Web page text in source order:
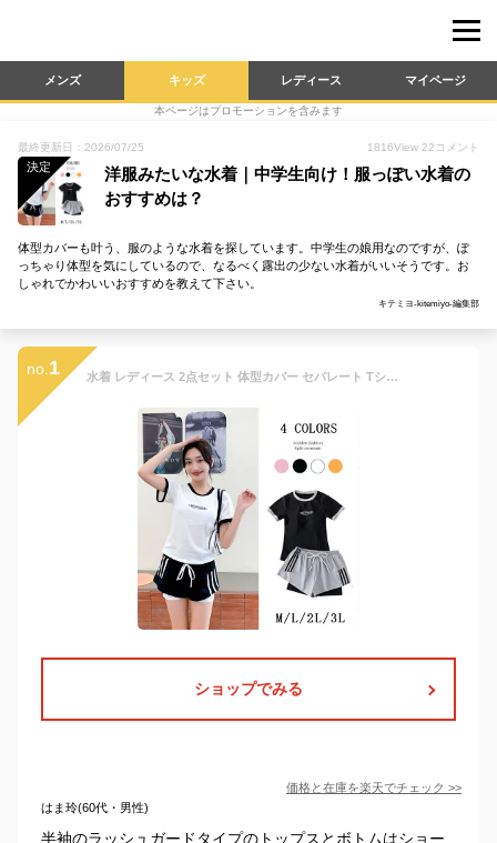
メンズ キッズ レディース マイページ
本ページはプロモーションを含みます
最終更新日：2026/07/25 1816View 22 コメント
決定
洋服みたいな水着｜中学生向け！服っぽい水着の
おすすめは？
体型カバーも叶う、服のような水着を探しています。中学生の娘用なのですが、ぽ
っちゃり体型を気にしているので、なるべく露出の少ない水着がいいそうです。お
しゃれでかわいいおすすめを教えて下さい。
キテミヨ-kitemiyo-編集部
no. 1 水着 レディース 2点セット 体型カバー セパレート Tシャツ 半袖 上下セット ワンピース スポーティー パッド付き 夏 韓国風 かわいい 女の子 少女 学生 中学生 高校生 露出控えめ リゾート 水泳 ビーチ 海 温泉 プール
ショップでみる
価格と在庫を楽天でチェック >>
はま玲(60代・男性)
半袖のラッシュガードタイプのトップスとボトムはショー